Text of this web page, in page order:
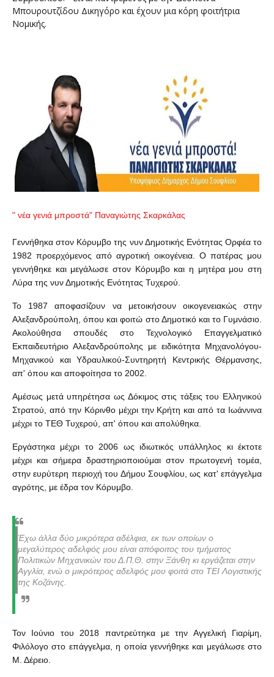
Μπουρουτζίδου Δικηγόρο και έχουν μια κόρη φοιτήτρια
Νομικής.
" νέα γενιά μπροστά" Παναγιώτης Σκαρκάλας
Γεννήθηκα στον Κόρυμβο της νυν Δημοτικής Ενότητας Ορφέα το
1982 προερχόμενος από αγροτική οικογένεια. Ο πατέρας μου
γεννήθηκε και μεγάλωσε στον Κόρυμβο και η μητέρα μου στη
Λύρα της νυν Δημοτικής Ενότητας Τυχερού.
Το 1987 αποφασίζουν να μετοικήσουν οικογενειακώς στην
Αλεξανδρούπολη, όπου και φοιτώ στο Δημοτικό και το Γυμνάσιο.
Ακολούθησα σπουδές στο Τεχνολογικό Επαγγελματικό
Εκπαιδευτήριο Αλεξανδρούπολης με ειδικότητα Μηχανολόγου-
Μηχανικού και Υδραυλικού-Συντηρητή Κεντρικής Θέρμανσης,
απ' όπου και αποφοίτησα το 2002.
Αμέσως μετά υπηρέτησα ως Δόκιμος στις τάξεις του Ελληνικού
Στρατού, από την Κόρινθο μέχρι την Κρήτη και από τα Ιωάννινα
μέχρι το ΤΕΘ Τυχερού, απ' όπου και απολύθηκα.
Εργάστηκα μέχρι το 2006 ως ιδιωτικός υπάλληλος κι έκτοτε
μέχρι και σήμερα δραστηριοποιούμαι στον πρωτογενή τομέα,
στην ευρύτερη περιοχή του Δήμου Σουφλίου, ως κατ' επάγγελμα
αγρότης, με έδρα τον Κόρυμβο.
Έχω άλλα δύο μικρότερα αδέλφια, εκ των οποίων ο
μεγαλύτερος αδελφός μου είναι απόφοιτος του τμήματος
Πολιτικών Μηχανικών του Δ.Π.Θ. στην Ξάνθη κι εργάζεται στην
Αγγλία, ενώ ο μικρότερος αδελφός μου φοιτά στο ΤΕΙ Λογιστικής
της Κοζάνης.
Τον Ιούνιο του 2018 παντρεύτηκα με την Αγγελική Γιαρίμη,
Φιλόλογο στο επάγγελμα, η οποία γεννήθηκε και μεγάλωσε στο
Μ. Δέρειο.